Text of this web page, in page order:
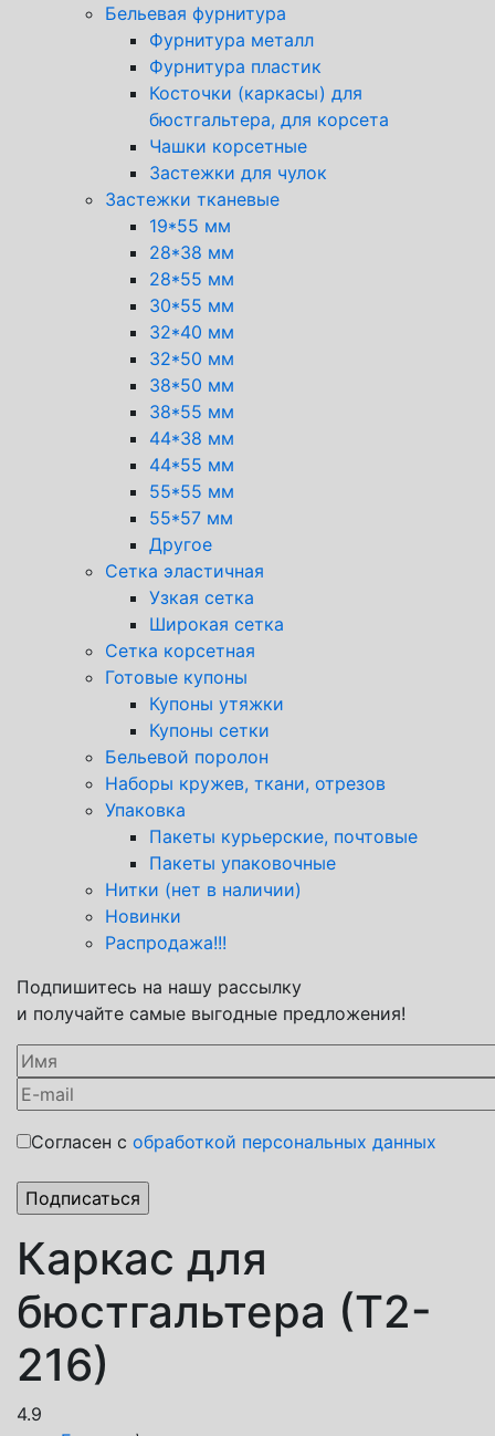
Бельевая фурнитура
Фурнитура металл
Фурнитура пластик
Косточки (каркасы) для
бюстгальтера, для корсета
Чашки корсетные
Застежки для чулок
Застежки тканевые
19*55 мм
28*38 мм
28*55 мм
30*55 мм
32*40 мм
32*50 мм
38*50 мм
38*55 мм
44*38 мм
44*55 мм
55*55 мм
55*57 мм
Другое
Сетка эластичная
Узкая сетка
Широкая сетка
Сетка корсетная
Готовые купоны
Купоны утяжки
Купоны сетки
Бельевой поролон
Наборы кружев, ткани, отрезов
Упаковка
Пакеты курьерские, почтовые
Пакеты упаковочные
Нитки (нет в наличии)
Новинки
Распродажа!!!
Подпишитесь на нашу рассылку
и получайте самые выгодные предложения!
Согласен с обработкой персональных данных
Каркас для
бюстгальтера (Т2-
216)
4.9